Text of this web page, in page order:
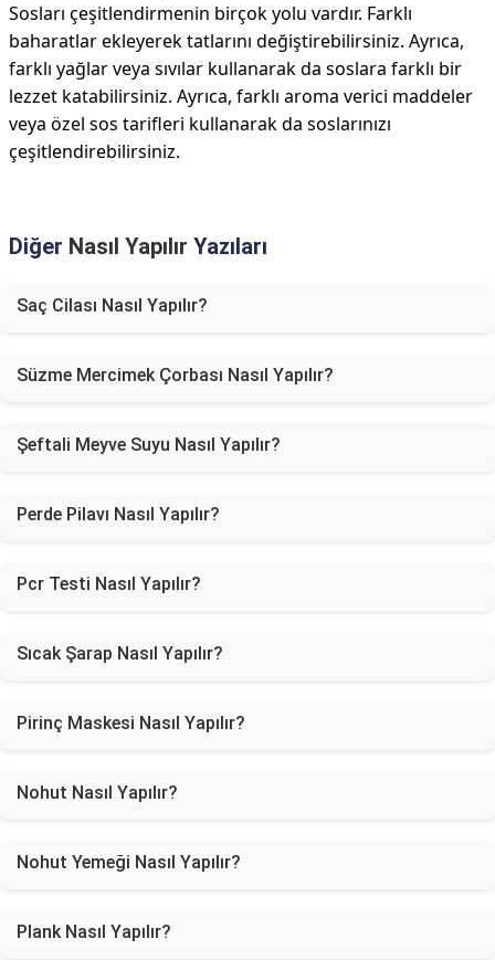
Sosları çeşitlendirmenin birçok yolu vardır. Farklı
baharatlar ekleyerek tatlarını değiştirebilirsiniz. Ayrıca,
farklı yağlar veya sıvılar kullanarak da soslara farklı bir
lezzet katabilirsiniz. Ayrıca, farklı aroma verici maddeler
veya özel sos tarifleri kullanarak da soslarınızı
çeşitlendirebilirsiniz.
Diğer Nasıl Yapılır Yazıları
Saç Cilası Nasıl Yapılır?
Süzme Mercimek Çorbası Nasıl Yapılır?
Şeftali Meyve Suyu Nasıl Yapılır?
Perde Pilavı Nasıl Yapılır?
Pcr Testi Nasıl Yapılır?
Sıcak Şarap Nasıl Yapılır?
Pirinç Maskesi Nasıl Yapılır?
Nohut Nasıl Yapılır?
Nohut Yemeği Nasıl Yapılır?
Plank Nasıl Yapılır?